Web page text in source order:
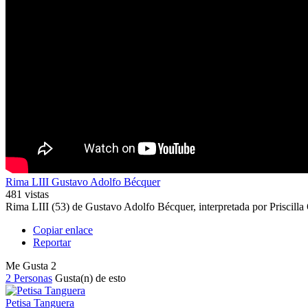
Rima LIII Gustavo Adolfo Bécquer
481 vistas
Rima LIII (53) de Gustavo Adolfo Bécquer, interpretada por Priscilla
Copiar enlace
Reportar
Me Gusta 2
2 Personas Gusta(n) de esto
Petisa Tanguera